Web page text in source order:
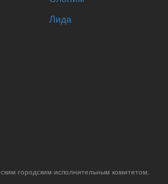
Лида
городским исполнительным комитетом.